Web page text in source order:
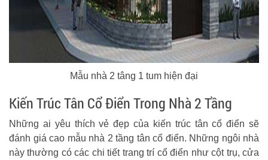
Mẫu nhà 2 tâng 1 tum hiện đại
Kiến Trúc Tân Cổ Điển Trong Nhà 2 Tầng
Những ai yêu thích vẻ đẹp của kiến trúc tân cổ điển sẽ
đánh giá cao mẫu nhà 2 tầng tân cổ điển. Những ngôi nhà
này thường có các chi tiết trang trí cổ điển như cột trụ, cửa